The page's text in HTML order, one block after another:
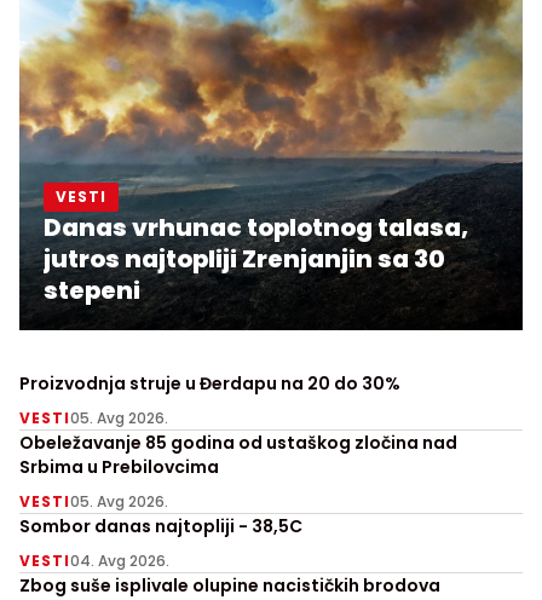
VESTI
Danas vrhunac toplotnog talasa,
jutros najtopliji Zrenjanjin sa 30
stepeni
Proizvodnja struje u Đerdapu na 20 do 30%
VESTI05. Avg 2026.
Obeležavanje 85 godina od ustaškog zločina nad
Srbima u Prebilovcima
VESTI05. Avg 2026.
Sombor danas najtopliji - 38,5C
VESTI04. Avg 2026.
Zbog suše isplivale olupine nacističkih brodova